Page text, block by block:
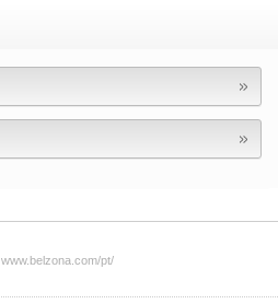
www.belzona.com/pt/